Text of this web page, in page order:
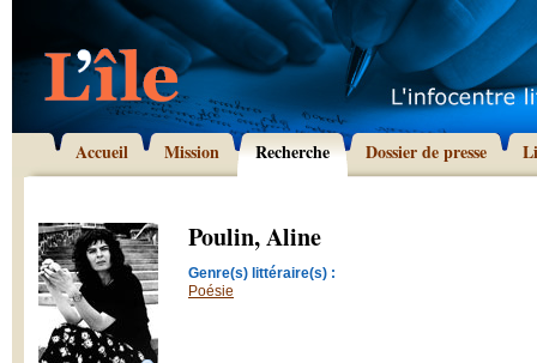
Accueil Mission Recherche Dossier de presse
Poulin, Aline
Genre(s) littéraire(s) :
Poésie